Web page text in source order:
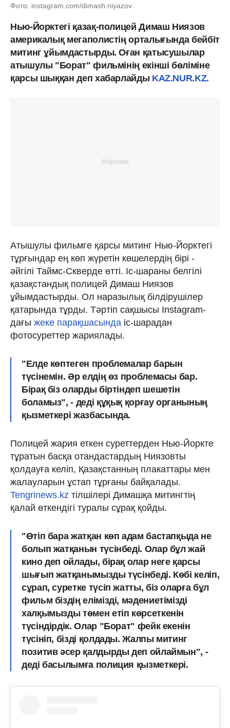
Фото: instagram.com/dimash.niyazov
Нью-Йорктегі қазақ-полицей Димаш Ниязов
америкалық мегаполистің орталығында бейбіт
митинг ұйымдастырды. Оған қатысушылар
атышулы "Борат" фильмінің екінші бөліміне
қарсы шыққан деп хабарлайды KAZ.NUR.KZ.
Атышулы фильмге қарсы митинг Нью-Йорктегі
тұрғындар ең көп жүретін көшелердің бірі -
әйгілі Таймс-Скверде өтті. Іс-шараны белгілі
қазақстандық полицей Димаш Ниязов
ұйымдастырды. Ол наразылық білдірушілер
қатарында тұрды. Тәртіп сақшысы Instagram-
дағы жеке парақшасында іс-шарадан
фотосуреттер жариялады.
"Елде көптеген проблемалар барын
түсінемін. Әр елдің өз проблемасы бар.
Бірақ біз оларды біртіндеп шешетін
боламыз", - деді құқық қорғау органының
қызметкері жазбасында.
Полицей жария еткен суреттерден Нью-Йоркте
тұратын басқа отандастардың Ниязовты
қолдауға келіп, Қазақстанның плакаттары мен
жалауларын ұстап тұрғаны байқалады.
Tengrinews.kz тілшілері Димашқа митингтің
қалай өткендігі туралы сұрақ қойды.
"Өтіп бара жатқан көп адам бастапқыда не
болып жатқанын түсінбеді. Олар бұл жай
кино деп ойлады, бірақ олар неге қарсы
шығып жатқанымызды түсінбеді. Көбі келіп,
сұрап, суретке түсіп жатты, біз оларға бұл
фильм біздің елімізді, мәдениетімізді
халқымызды төмен етіп көрсеткенін
түсіндірдік. Олар "Борат" фейк екенін
түсініп, бізді қолдады. Жалпы митинг
позитив әсер қалдырды деп ойлаймын", -
деді басылымға полиция қызметкері.